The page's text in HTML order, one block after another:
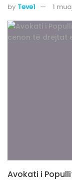
by Teve1 1
Avokati i